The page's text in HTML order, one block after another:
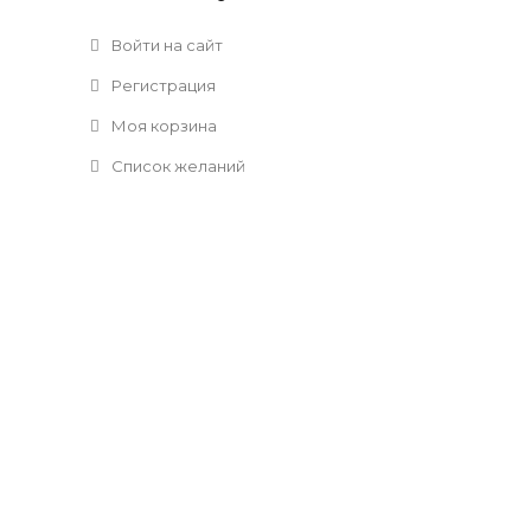
Войти на сайт
Регистрация
Моя корзина
Список желаний